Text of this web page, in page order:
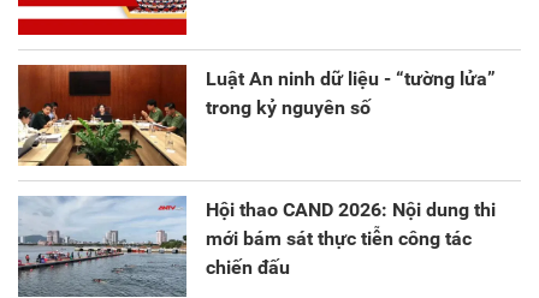
Luật An ninh dữ liệu - “tường lửa”
trong kỷ nguyên số
Hội thao CAND 2026: Nội dung thi
mới bám sát thực tiễn công tác
chiến đấu